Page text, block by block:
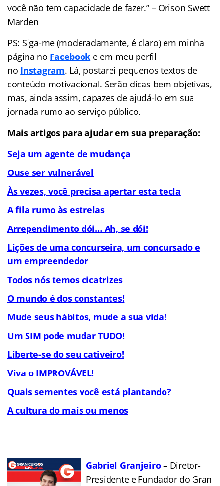
você não tem capacidade de fazer.” – Orison Swett
Marden
PS: Siga-me (moderadamente, é claro) em minha
página no Facebook e em meu perfil
no Instagram. Lá, postarei pequenos textos de
conteúdo motivacional. Serão dicas bem objetivas,
mas, ainda assim, capazes de ajudá-lo em sua
jornada rumo ao serviço público.
Mais artigos para ajudar em sua preparação:
Seja um agente de mudança
Ouse ser vulnerável
Às vezes, você precisa apertar esta tecla
A fila rumo às estrelas
Arrependimento dói… Ah, se dói!
Lições de uma concurseira, um concursado e
um empreendedor
Todos nós temos cicatrizes
O mundo é dos constantes!
Mude seus hábitos, mude a sua vida!
Um SIM pode mudar TUDO!
Liberte-se do seu cativeiro!
Viva o IMPROVÁVEL!
Quais sementes você está plantando?
A cultura do mais ou menos
Gabriel Granjeiro– Diretor-
Presidente e Fundador do Gran